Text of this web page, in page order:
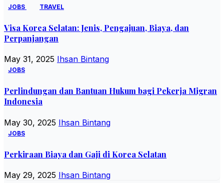
JOBS TRAVEL
Visa Korea Selatan: Jenis, Pengajuan, Biaya, dan
Perpanjangan
May 31, 2025 Ihsan Bintang
JOBS
Perlindungan dan Bantuan Hukum bagi Pekerja Migran
Indonesia
May 30, 2025 Ihsan Bintang
JOBS
Perkiraan Biaya dan Gaji di Korea Selatan
May 29, 2025 Ihsan Bintang